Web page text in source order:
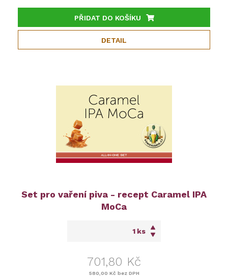
PŘIDAT DO KOŠÍKU
DETAIL
Set pro vaření piva - recept Caramel IPA
MoCa
ks
701,80 Kč
580,00 Kč bez DPH